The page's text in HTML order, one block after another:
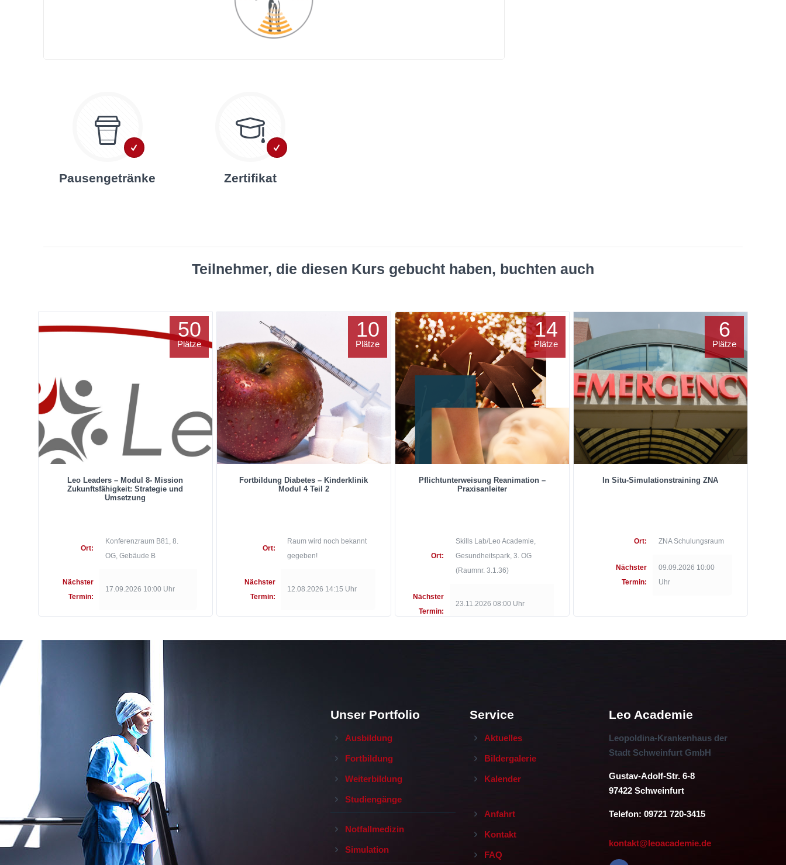
Pausengetränke Zertifikat
Teilnehmer, die diesen Kurs gebucht haben, buchten auch
Leo Leaders – Modul 8- Mission
Zukunftsfähigkeit: Strategie und
Umsetzung
Ort:
Konferenzraum B81, 8.
OG, Gebäude B
Nächster
Termin:
17.09.2026 10:00 Uhr
50
Plätze
Fortbildung Diabetes – Kinderklinik
Modul 4 Teil 2
Ort:
Raum wird noch bekannt
gegeben!
Nächster
Termin:
12.08.2026 14:15 Uhr
10
Plätze
Pflichtunterweisung Reanimation –
Praxisanleiter
Ort:
Skills Lab/Leo Academie,
Gesundheitspark, 3. OG
(Raumnr. 3.1.36)
Nächster
Termin:
23.11.2026 08:00 Uhr
14
Plätze
In Situ-Simulationstraining ZNA
Ort: ZNA Schulungsraum
Nächster
Termin:
09.09.2026 10:00
Uhr
6
Plätze
Unser Portfolio
Ausbildung
Fortbildung
Weiterbildung
Studiengänge
Notfallmedizin
Simulation
Service
Aktuelles
Bildergalerie
Kalender
Anfahrt
Kontakt
FAQ
Leo Academie
Leopoldina-Krankenhaus der
Stadt Schweinfurt GmbH
Gustav-Adolf-Str. 6-8
97422 Schweinfurt
Telefon: 09721 720-3415
kontakt@leoacademie.de